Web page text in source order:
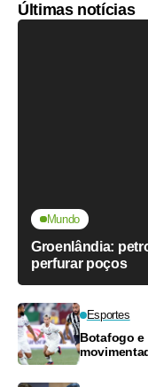
Últimas notícias
Mundo
Groenlândia:
perfurar poços
Esportes
Botafogo e